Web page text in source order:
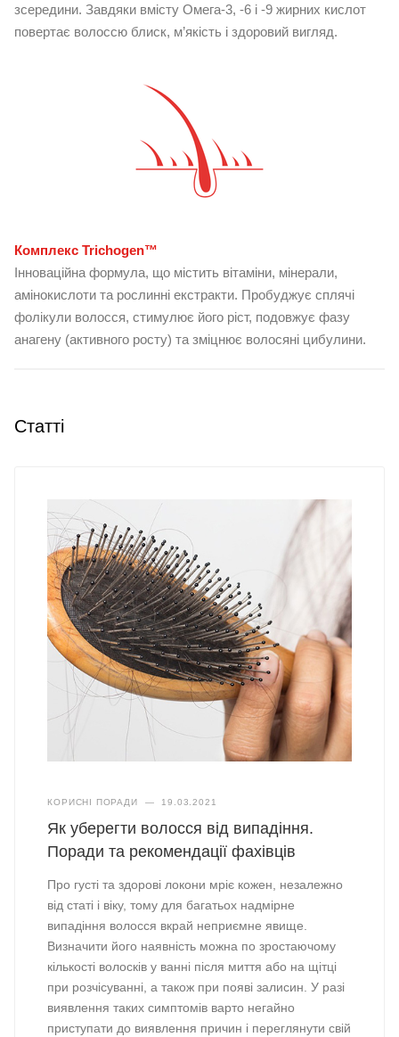
зсередини. Завдяки вмісту Омега-3, -6 і -9 жирних кислот
повертає волоссю блиск, м’якість і здоровий вигляд.
Комплекс Trichogen™
Інноваційна формула, що містить вітаміни, мінерали,
амінокислоти та рослинні екстракти. Пробуджує сплячі
фолікули волосся, стимулює його ріст, подовжує фазу
анагену (активного росту) та зміцнює волосяні цибулини.
Статті
КОРИСНІ ПОРАДИ — 19.03.2021
Як уберегти волосся від випадіння.
Поради та рекомендації фахівців
Про густі та здорові локони мріє кожен, незалежно
від статі і віку, тому для багатьох надмірне
випадіння волосся вкрай неприємне явище.
Визначити його наявність можна по зростаючому
кількості волосків у ванні після миття або на щітці
при розчісуванні, а також при появі залисин. У разі
виявлення таких симптомів варто негайно
приступати до виявлення причин і переглянути свій